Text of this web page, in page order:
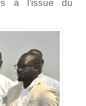
à l’issue du